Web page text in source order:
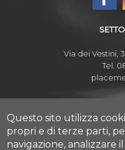
Via dei Vestini,
Tel.
Mappa
Mappa
Questo sito utilizza
propri e di terze parti,
navigazione, analizzare